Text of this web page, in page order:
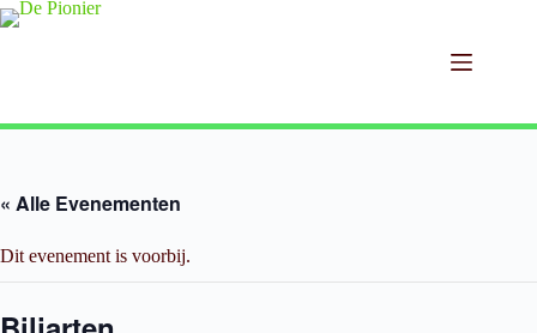
Ga
naar
« Alle Evenementen
Dit evenement is voorbij.